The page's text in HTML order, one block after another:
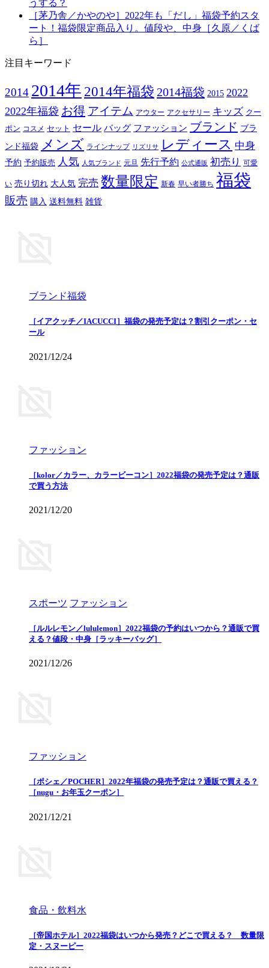
うする？
［茅乃舎／かやのや］2022年も「だし」福袋予約スタ
ート！福袋限定商品入り。値段や、中身［久原／くば
ら］
注目キーワード
2014 2014年 2014年福袋 2014福袋 2015 2022
2022年福袋 お得 アイテム アウター アクセサリー キッズ クー
ポン コスメ セット セール バッグ ファッション ブランド ブラ
ンド福袋 メンズ ラインナップ リズリサ レディース 中身
予約 予約販売 人気 人気ブランド 元旦 先行予約 公式通販 初売り 可愛
い 売り切れ 大人気 完売 数量限定 新春 早い者勝ち 福袋
販売 購入 送料無料 雑貨
ブランド福袋
［イアクッチ／IACUCCI］福袋の発売予定は？割引クーポン・セ
ール
2021/12/24
ファッション
［kolor／カラー、カラービーコン］2022福袋の発売予定は？通販
で買う方法
2021/12/20
スポーツ ファッション
［ルルレモン／lululemon］2022福袋の予約はいつから？通販で買
える？値段・中身［ラッキーバッグ］
2021/12/26
ファッション
［ポシェ／POCHER］2022年福袋の発売予定は？通販で買える？
［nugu・お年玉クーポン］
2021/12/21
食品・飲料水
［帝国ホテル］2022福袋はいつから発売？どこで買える？ 数量限
定・スヌーピー